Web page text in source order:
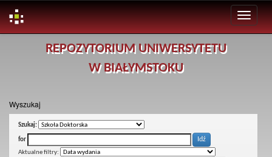
REPOZYTORIUM UNIWERSYTETU
W BIAŁYMSTOKU
Wyszukaj
Szukaj:
for
Aktualne filtry: